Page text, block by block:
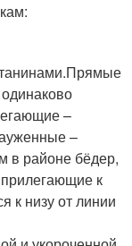
–
–
в районе бёдер,
к
к низу от линии